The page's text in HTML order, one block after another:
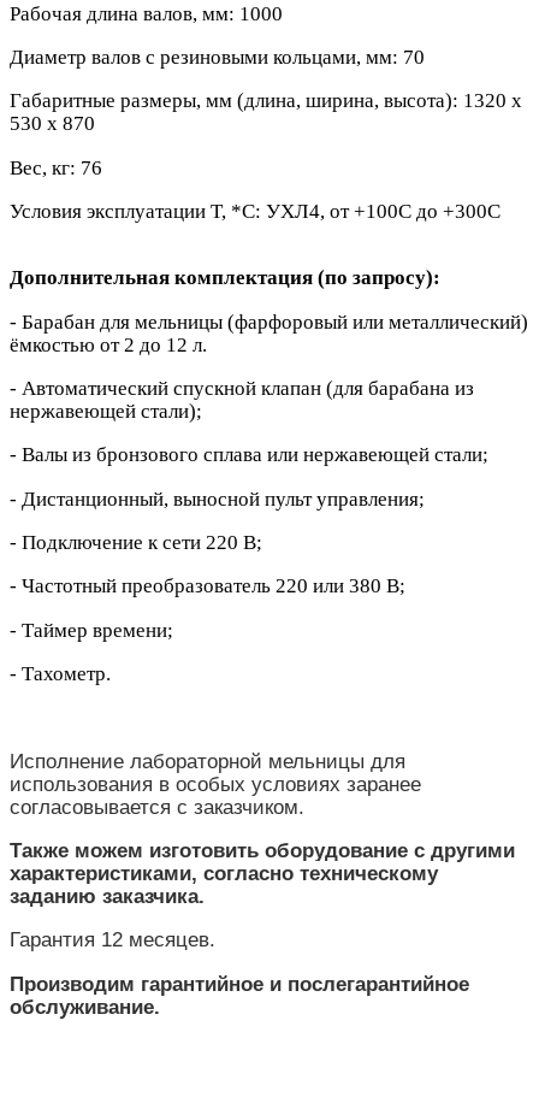
Рабочая длина валов, мм: 1000
Диаметр валов с резиновыми кольцами, мм: 70
Габаритные размеры, мм (длина, ширина, высота): 1320 х
530 х 870
Вес, кг: 76
Условия эксплуатации T, *C: УХЛ4, от +100С до +300С
Дополнительная комплектация (по запросу):
- Барабан для мельницы (фарфоровый или металлический)
ёмкостью от 2 до 12 л.
- Автоматический спускной клапан (для барабана из
нержавеющей стали);
- Валы из бронзового сплава или нержавеющей стали;
- Дистанционный, выносной пульт управления;
- Подключение к сети 220 В;
- Частотный преобразователь 220 или 380 В;
- Таймер времени;
- Тахометр.
Исполнение лабораторной мельницы для
использования в особых условиях заранее
согласовывается с заказчиком.
Также можем изготовить оборудование с другими
характеристиками, согласно техническому
заданию заказчика.
Гарантия 12 месяцев.
Производим гарантийное и послегарантийное
обслуживание.